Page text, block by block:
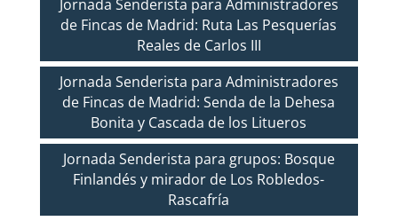
Jornada Senderista para Administradores
de Fincas de Madrid: Ruta Las Pesquerías
Reales de Carlos III
Jornada Senderista para Administradores
de Fincas de Madrid: Senda de la Dehesa
Bonita y Cascada de los Litueros
Jornada Senderista para grupos: Bosque
Finlandés y mirador de Los Robledos-
Rascafría